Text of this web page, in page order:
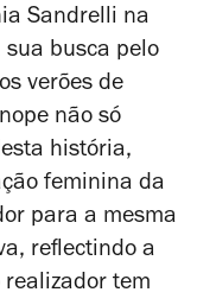
Sandrelli na
busca pelo
verões de
não só
história,
feminina da
para a mesma
reflectindo a
tem